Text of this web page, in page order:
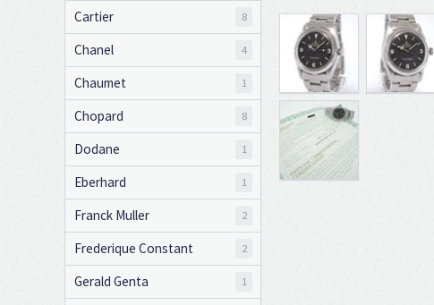
Cartier 8
Chanel 4
Chaumet 1
Chopard 8
Dodane 1
Eberhard 1
Franck Muller 2
Frederique Constant 2
Gerald Genta 1